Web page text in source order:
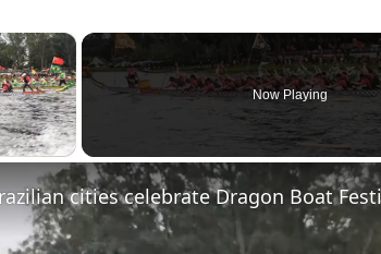
×
Video
Now Playing